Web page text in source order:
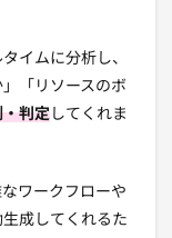
イムに分析し、
「リソースのボ
・判定 してくれま
ワークフローや
成してくれるた